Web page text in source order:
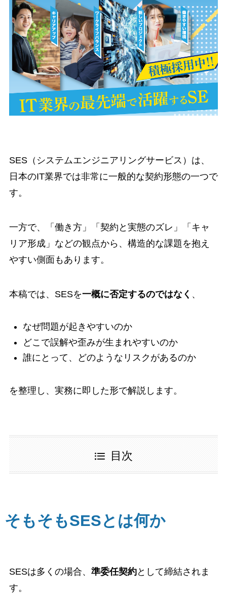
SES（システムエンジニアリングサービス）は、
日本のIT業界では非常に一般的な契約形態の一つで
す。
一方で、「働き方」「契約と実態のズレ」「キャ
リア形成」などの観点から、構造的な課題を抱え
やすい側面もあります。
本稿では、SESを一概に否定するのではなく 、
なぜ問題が起きやすいのか
どこで誤解や歪みが生まれやすいのか
誰にとって、どのようなリスクがあるのか
を整理し、実務に即した形で解説します。
目次
そもそもSESとは何か
SESは多くの場合、 準委任契約として締結されま
す。